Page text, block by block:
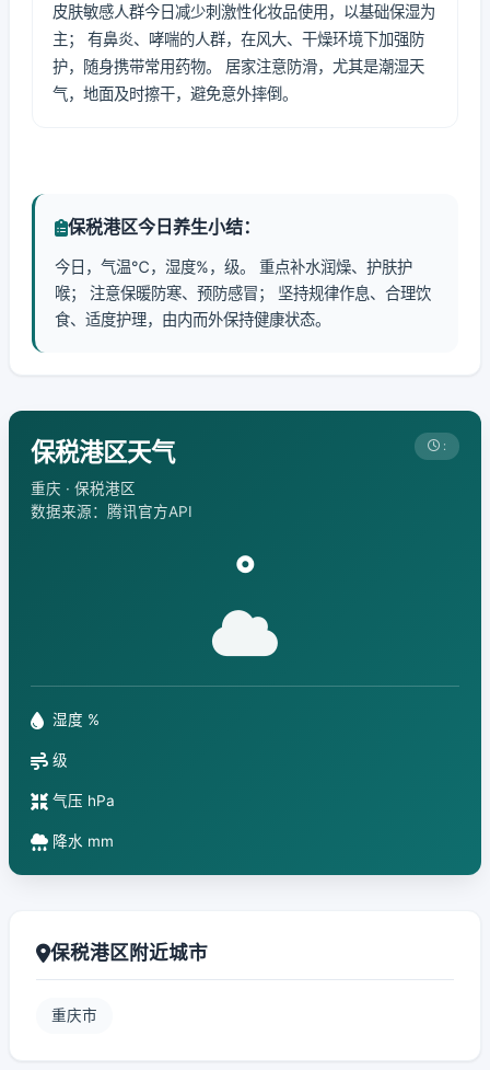
皮肤敏感人群今日减少刺激性化妆品使用，以基础保湿为
主； 有鼻炎、哮喘的人群，在风大、干燥环境下加强防
护，随身携带常用药物。 居家注意防滑，尤其是潮湿天
气，地面及时擦干，避免意外摔倒。
保税港区今日养生小结：
今日，气温℃，湿度%，级。 重点补水润燥、护肤护
喉； 注意保暖防寒、预防感冒； 坚持规律作息、合理饮
食、适度护理，由内而外保持健康状态。
保税港区天气
重庆 · 保税港区
数据来源：腾讯官方API
:
°
湿度 %
级
气压 hPa
降水 mm
保税港区附近城市
重庆市